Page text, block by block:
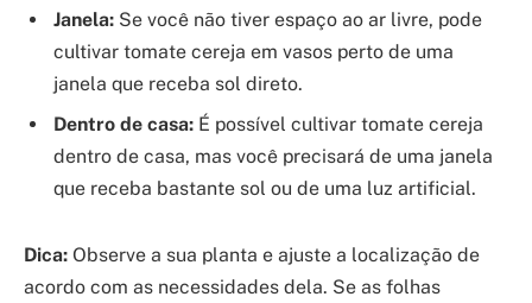
Janela: Se você não tiver espaço ao ar livre, pode
cultivar tomate cereja em vasos perto de uma
janela que receba sol direto.
Dentro de casa: É possível cultivar tomate cereja
dentro de casa, mas você precisará de uma janela
que receba bastante sol ou de uma luz artificial.
Dica: Observe a sua planta e ajuste a localização de
acordo com as necessidades dela. Se as folhas